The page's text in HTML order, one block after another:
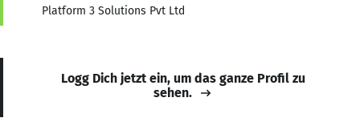
Platform 3 Solutions Pvt Ltd
Logg Dich jetzt ein, um das ganze Profil zu
sehen.